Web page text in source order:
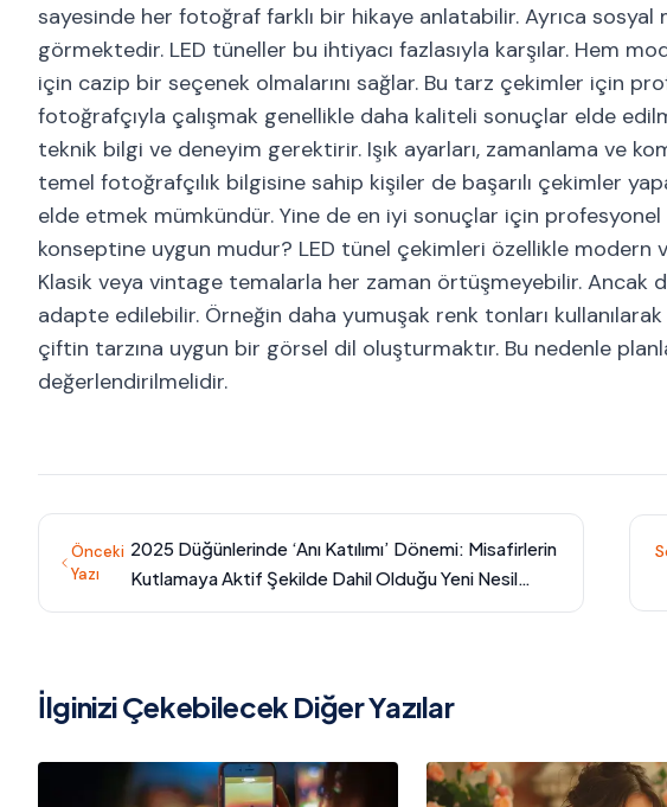
sayesinde her fotoğraf farklı bir hikaye anlatabilir. Ayrıca
görmektedir. LED tüneller bu ihtiyacı fazlasıyla karşılar. Hem
için cazip bir seçenek olmalarını sağlar. Bu tarz çekimler için
fotoğrafçıyla çalışmak genellikle daha kaliteli sonuçlar elde
teknik bilgi ve deneyim gerektirir. Işık ayarları, zamanlama ve
temel fotoğrafçılık bilgisine sahip kişiler de başarılı çekimler
elde etmek mümkündür. Yine de en iyi sonuçlar için
konseptine uygun mudur? LED tünel çekimleri özellikle modern
Klasik veya vintage temalarla her zaman örtüşmeyebilir. Ancak
adapte edilebilir. Örneğin daha yumuşak renk tonları
çiftin tarzına uygun bir görsel dil oluşturmaktır. Bu nedenle
değerlendirilmelidir.
Önceki
Yazı
2025 Düğünlerinde ‘Anı Katılımı’ Dönemi: Misafirlerin
Kutlamaya Aktif Şekilde Dahil Olduğu Yeni Nesil
Deneyimler
İlginizi Çekebilecek Diğer Yazılar